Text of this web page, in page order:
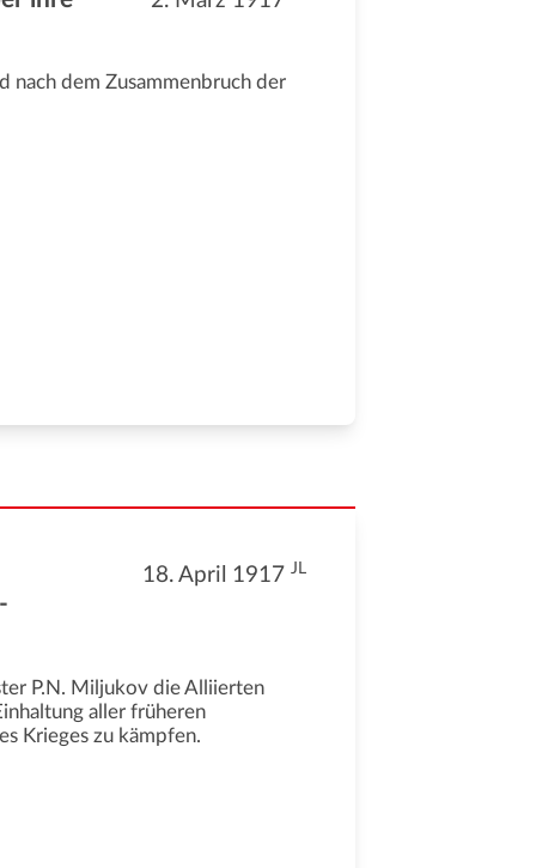
nach dem Zusammenbruch der
18. April 1917 JL
P.N. Miljukov die Alliierten
aller früheren
Krieges zu kämpfen.